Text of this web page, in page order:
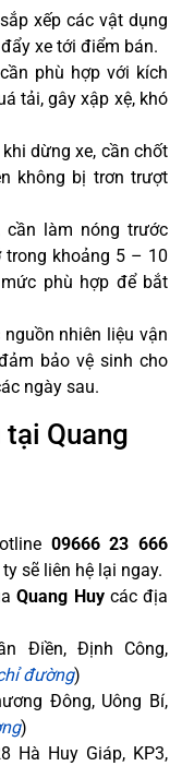
xếp các vật dụng
xe tới điểm bán.
phù hợp với kích
tải, gây xập xệ, khó
dừng xe, cần chốt
không bị trơn trượt
làm nóng trước
trong khoảng 5 – 10
phù hợp để bắt
nhiên liệu vận
bảo vệ sinh cho
ngày sau.
Quang
09666 23 666
sẽ liên hệ lại ngay.
Quang Huycác địa
Điền, Định Công,
đường)
Đông, Uông Bí,
)
Hà Huy Giáp, KP3,